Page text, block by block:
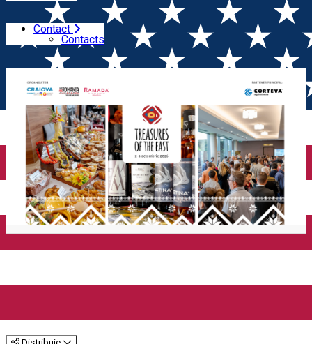
Contact
Contacts
Home Wine & Gastronomy Festival
Treasures of the
East - Comori de la Răsărit (Craiova)
Comori de la Răsărit